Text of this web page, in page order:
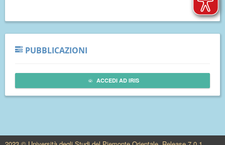
PUBBLICAZIONI
ACCEDI AD IRIS